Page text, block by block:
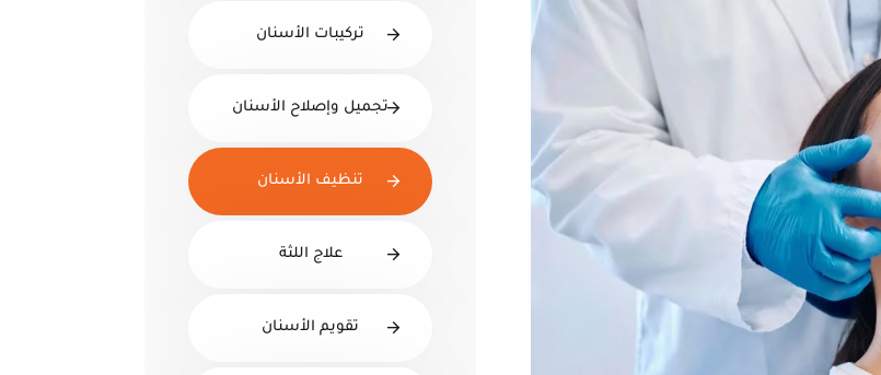
تركيبات الأسنان
تجميل وإصلاح الأسنان
تنظيف الأسنان
علاج اللثة
تقويم الأسنان